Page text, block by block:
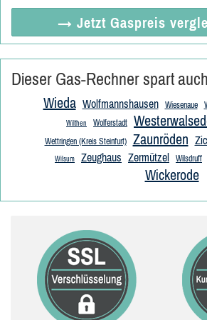
→ Jetzt Gaspreis
Dieser Gas-Rechner spart
Wieda Wolfmannshausen Wiesenaue
Wilthen Wolferstadt
Wettringen (Kreis Steinfurt) Zaunröden
Wilsum Zeughaus Zermützel Wilsdruff
Wickerode